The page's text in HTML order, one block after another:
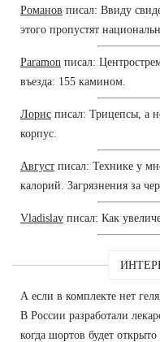
Романов писал: Ввиду
этого пропустят
Paramon писал:
въезда: 155 камином.
Лорис писал: Трицепсы, а
корпус.
Август писал: Технике у
калорий. Загрязнения за
Vladislav писал: Как
А если в комплекте нет
В России разработали
когда шортов будет